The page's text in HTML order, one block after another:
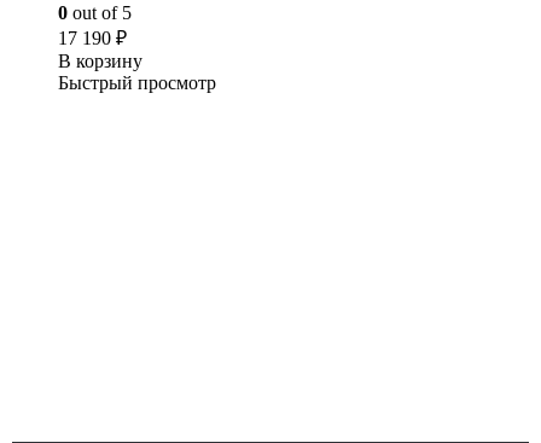
0 out of 5
17 190 ₽
В корзину
Быстрый просмотр